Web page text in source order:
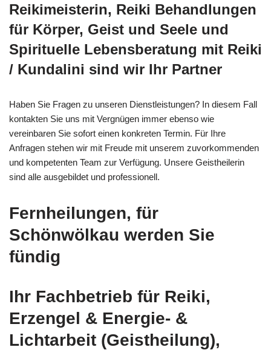
Reikimeisterin, Reiki Behandlungen
für Körper, Geist und Seele und
Spirituelle Lebensberatung mit Reiki
/ Kundalini sind wir Ihr Partner
Haben Sie Fragen zu unseren Dienstleistungen? In diesem Fall
kontakten Sie uns mit Vergnügen immer ebenso wie
vereinbaren Sie sofort einen konkreten Termin. Für Ihre
Anfragen stehen wir mit Freude mit unserem zuvorkommenden
und kompetenten Team zur Verfügung. Unsere Geistheilerin
sind alle ausgebildet und professionell.
Fernheilungen, für
Schönwölkau werden Sie
fündig
Ihr Fachbetrieb für Reiki,
Erzengel & Energie- &
Lichtarbeit (Geistheilung),